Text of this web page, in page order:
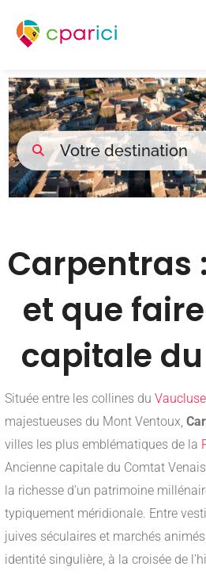
Carpentras
et que
capitale
Située entre les collines du Vaucluse
majestueuses du Mont Ventoux,
villes les plus emblématiques de la
Ancienne capitale du Comtat
la richesse d’un patrimoine
typiquement méridionale. Entre
juives séculaires et marchés animés,
identité singulière, à la croisée de